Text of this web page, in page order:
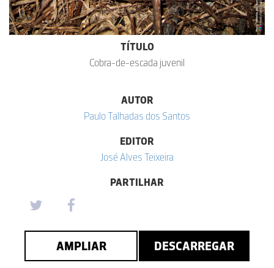
TÍTULO
Cobra-de-escada juvenil
AUTOR
Paulo Talhadas dos Santos
EDITOR
José Alves Teixeira
PARTILHAR
AMPLIAR DESCARREGAR